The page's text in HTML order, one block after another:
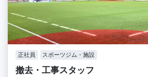
正社員 スポーツジム・施設
撤去・工事スタッフ